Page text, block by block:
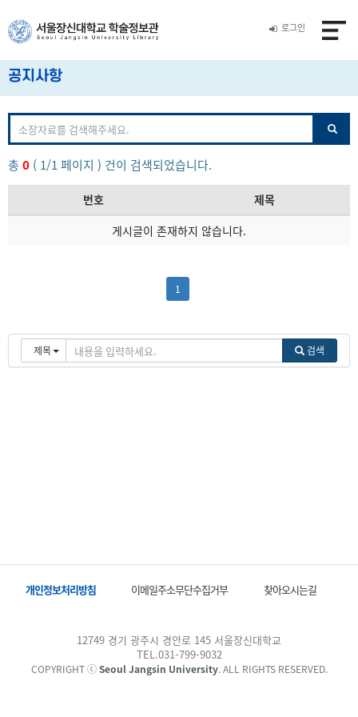
로그인
공지사항
총 0 ( 1/1 페이지 ) 건이 검색되었습니다.
번호
제목
게시글이 존재하지 않습니다.
1
제목 #mir 검색
개인정보처리방침 이메일주소무단수집거부 찾아오시는길
12749 경기 광주시 경안로 145 서울장신대학교
TEL.031-799-9032
COPYRIGHT ⓒSeoul Jangsin University. ALL RIGHTS RESERVED.